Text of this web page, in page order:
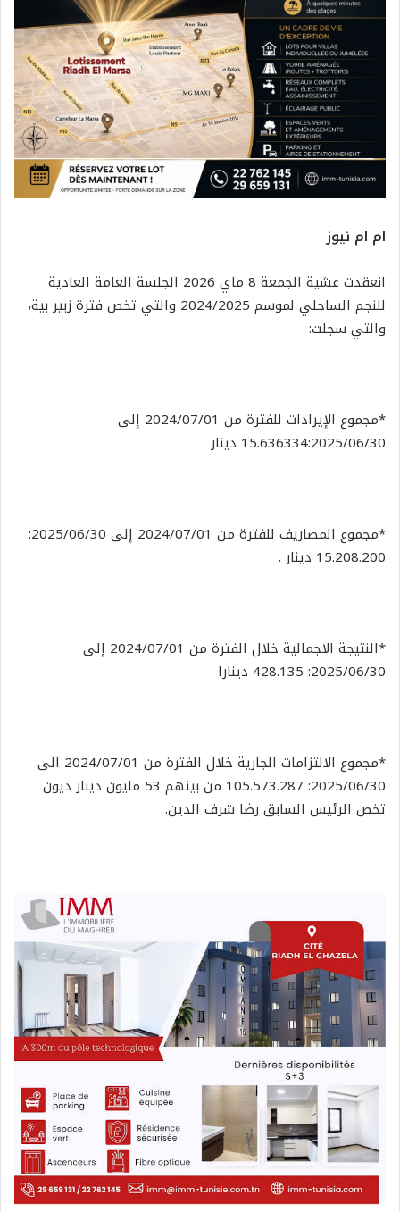
ام ام نيوز
انعقدت عشية الجمعة 8 ماي 2026 الجلسة العامة العادية
للنجم الساحلي لموسم 2024/2025 والتي تخص فترة زبير بية،
والتي سجلت:
*مجموع الإيرادات للفترة من 2024/07/01 إلى
15.636334:2025/06/30 دينار
*مجموع المصاريف للفترة من 2024/07/01 إلى 2025/06/30:
15.208.200 دينار .
*النتيجة الاجمالية خلال الفترة من 2024/07/01 إلى
2025/06/30: 428.135 دينارا
*مجموع الالتزامات الجارية خلال الفترة من 2024/07/01 الى
2025/06/30: 105.573.287 من بينهم 53 مليون دينار ديون
تخص الرئيس السابق رضا شرف الدين.